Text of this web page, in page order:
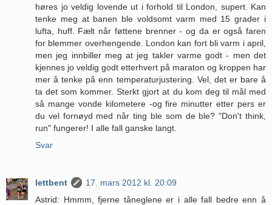
høres jo veldig lovende ut i forhold til London, supert. Kan
tenke meg at banen ble voldsomt varm med 15 grader i
lufta, huff. Fælt når føttene brenner - og da er også faren
for blemmer overhengende. London kan fort bli varm i april,
men jeg innbiller meg at jeg takler varme godt - men det
kjennes jo veldig godt etterhvert på maraton og kroppen har
mer å tenke på enn temperaturjustering. Vel, det er bare å
ta det som kommer. Sterkt gjort at du kom deg til mål med
så mange vonde kilometere -og fire minutter etter pers er
du vel fornøyd med når ting ble som de ble? "Don't think,
run" fungerer! I alle fall ganske langt.
Svar
lettbent
17. mars 2012 kl. 20:09
Astrid: Hmmm, fjerne tåneglene er i alle fall bedre enn å